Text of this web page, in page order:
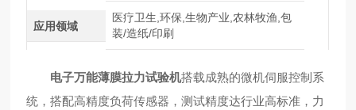
应用领域
医疗卫生,环保,生物产业,农林牧渔,包
装/造纸/印刷
电子万能薄膜拉力试验机搭载成熟的微机伺服控制系
统，搭配高精度负荷传感器，测试精度达行业高标准，力